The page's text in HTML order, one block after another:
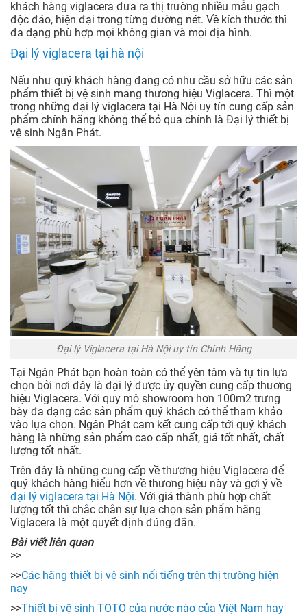
khách hàng viglacera đưa ra thị trường nhiều mẫu gạch
độc đáo, hiện đại trong từng đường nét. Về kích thước thì
đa dạng phù hợp mọi không gian và mọi địa hình.
Đại lý viglacera tại hà nội
Nếu như quý khách hàng đang có nhu cầu sở hữu các sản
phẩm thiết bị vệ sinh mang thương hiệu Viglacera. Thì một
trong những đại lý viglacera tại Hà Nội uy tín cung cấp sản
phẩm chính hãng không thể bỏ qua chính là Đại lý thiết bị
vệ sinh Ngân Phát.
Đại lý Viglacera tại Hà Nội uy tín Chính Hãng
Tại Ngân Phát bạn hoàn toàn có thể yên tâm và tự tin lựa
chọn bởi nơi đây là đại lý được ủy quyền cung cấp thương
hiệu Viglacera. Với quy mô showroom hơn 100m2 trưng
bày đa dạng các sản phẩm quý khách có thể tham khảo
vào lựa chọn. Ngân Phát cam kết cung cấp tới quý khách
hàng là những sản phẩm cao cấp nhất, giá tốt nhất, chất
lượng tốt nhất.
Trên đây là những cung cấp về thương hiệu Viglacera để
quý khách hàng hiểu hơn về thương hiệu này và gợi ý về
đại lý viglacera tại Hà Nội. Với giá thành phù hợp chất
lượng tốt thì chắc chắn sự lựa chọn sản phẩm hãng
Viglacera là một quyết định đúng đắn.
Bài viết liên quan
>>
>>Các hãng thiết bị vệ sinh nổi tiếng trên thị trường hiện
nay
>>Thiết bị vệ sinh TOTO của nước nào của Việt Nam hay